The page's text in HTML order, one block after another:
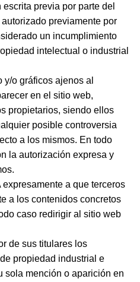
previa por parte del
previamente por
un incumplimiento
intelectual o industrial
y/o gráficos ajenos al
en el sitio web,
propietarios, siendo ellos
posible controversia
a los mismos. En todo
la autorización expresa y
a que terceros
a los contenidos concretos
caso redirigir al sitio web
de sus titulares los
propiedad industrial e
sola mención o aparición en